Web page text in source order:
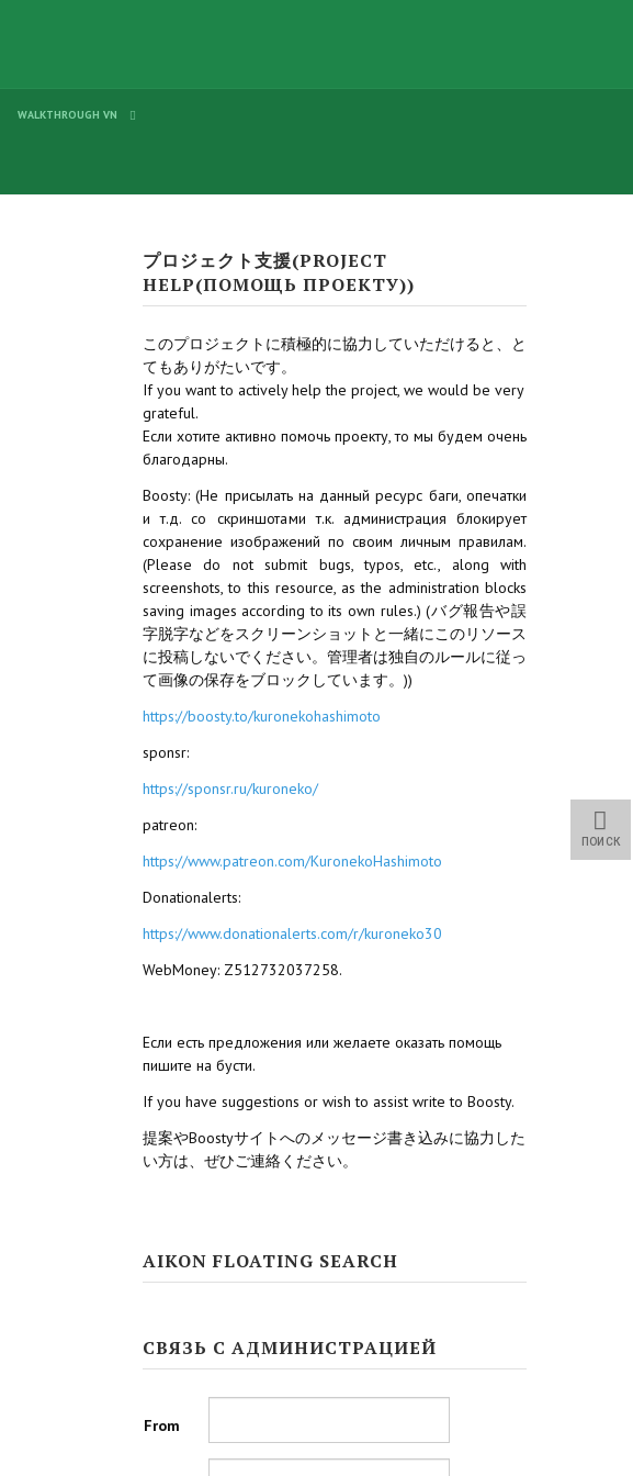
WALKTHROUGH VN
プロジェクト支援(PROJECT
HELP(ПОМОЩЬ ПРОЕКТУ))
このプロジェクトに積極的に協力していただけると、と
てもありがたいです。
If you want to actively help the project, we would be very
grateful.
Если хотите активно помочь проекту, то мы будем очень
благодарны.
Boosty: (Не присылать на данный ресурс баги, опечатки
и т.д. со скриншотами т.к. администрация блокирует
сохранение изображений по своим личным правилам.
(Please do not submit bugs, typos, etc., along with
screenshots, to this resource, as the administration blocks
saving images according to its own rules.) (バグ報告や誤
字脱字などをスクリーンショットと一緒にこのリソース
に投稿しないでください。管理者は独自のルールに従っ
て画像の保存をブロックしています。))
https://boosty.to/kuronekohashimoto
sponsr:
https://sponsr.ru/kuroneko/
patreon:
https://www.patreon.com/KuronekoHashimoto
Donationalerts:
https://www.donationalerts.com/r/kuroneko30
WebMoney: Z512732037258.
Если есть предложения или желаете оказать помощь
пишите на бусти.
If you have suggestions or wish to assist write to Boosty.
提案やBoostyサイトへのメッセージ書き込みに協力した
い方は、ぜひご連絡ください。
AIKON FLOATING SEARCH
ПОИСК
СВЯЗЬ С АДМИНИСТРАЦИЕЙ
From